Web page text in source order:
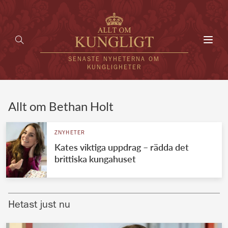
SENASTE NYHETERNA OM
KUNGLIGHETER
UTLÄNDSKT
VÄRLDENS KUNGAHUS
Brittiska kungahuset
Allt om Bethan Holt
ZNYHETER
Kates viktiga uppdrag – rädda det
brittiska kungahuset
Hetast just nu